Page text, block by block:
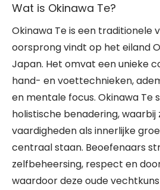
Wat is Okinawa Te?
Okinawa Te is een traditionele
oorsprong vindt op het eiland
Japan. Het omvat een unieke
hand- en voettechnieken,
en mentale focus. Okinawa Te
holistische benadering, waarbij
vaardigheden als innerlijke
centraal staan. Beoefenaars
zelfbeheersing, respect en
waardoor deze oude